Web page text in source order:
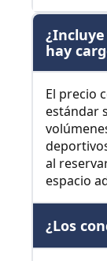
hay
El precio
estándar
al
espacio
¿Los